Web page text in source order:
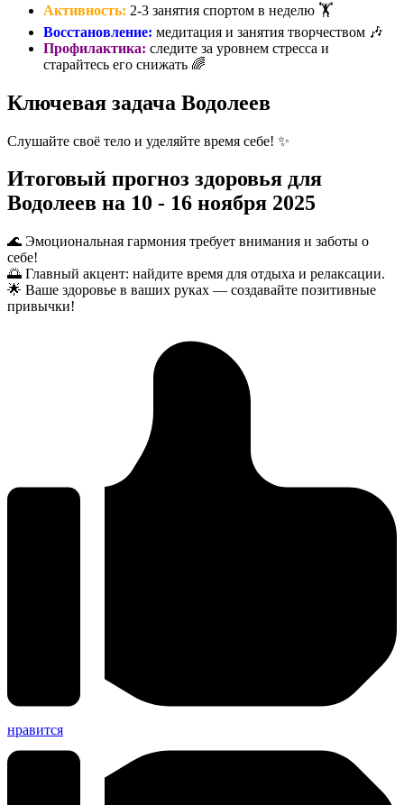
Активность: 2-3 занятия спортом в неделю 🏋️
Восстановление: медитация и занятия творчеством 🎶
Профилактика: следите за уровнем стресса и
старайтесь его снижать 🌈
Ключевая задача Водолеев
Слушайте своё тело и уделяйте время себе! ✨
Итоговый прогноз здоровья для
Водолеев на 10 - 16 ноября 2025
🌊 Эмоциональная гармония требует внимания и заботы о
себе!
🌅 Главный акцент: найдите время для отдыха и релаксации.
🌟 Ваше здоровье в ваших руках — создавайте позитивные
привычки!
нравится